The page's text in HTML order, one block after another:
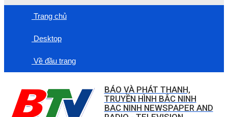
Trang chủ
Desktop
Về đầu trang
BÁO VÀ PHÁT THANH,
TRUYỀN HÌNH BẮC NINH
BAC NINH NEWSPAPER AND